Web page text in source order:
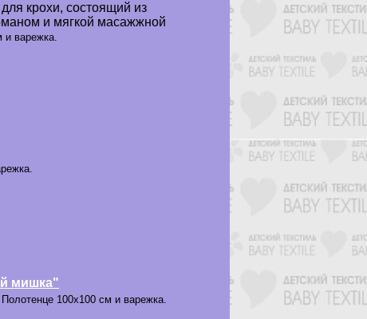
крохи, состоящий из
и мягкой масажжной
и варежка.
мишка"
100х100 см и варежка.